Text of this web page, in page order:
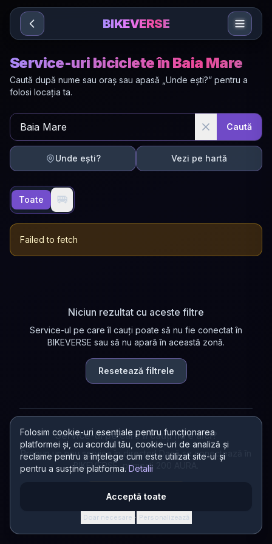
Sari la conținut
Folosim cookie-uri esențiale pentru funcționarea
platformei și, cu acordul tău, cookie-uri de analiză și
reclame pentru a înțelege cum este utilizat site-ul și
pentru a susține platforma. Detalii
Acceptă toate
Doar necesare · Personalizează
BIKEVERSE
Service-uri biciclete în Baia Mare
Caută după nume sau oraș sau apasă „Unde ești?” pentru a
folosi locația ta.
Caută
Unde ești? Vezi pe hartă
Toate 🚐
Failed to fetch
Niciun rezultat cu aceste filtre
Service-ul pe care îl cauți poate să nu fie conectat în
BIKEVERSE sau să nu apară în această zonă.
Resetează filtrele
Service-ul pe care îl cauți nu e aici?
Propun un nou service în director! Dacă se conectează în
BIKEVERSE, primești 200 AURA.
Propun un service